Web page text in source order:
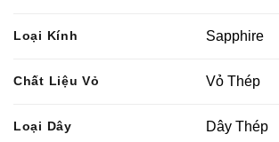
Loại Kính Sapphire
Chất Liệu Vỏ Vỏ Thép
Loại Dây Dây Thép